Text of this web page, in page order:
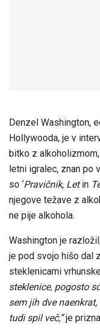
Denzel Washington,
Hollywooda, je v
bitko z
letni igralec, znan po
so ‘Pravičnik, Letin
njegove težave z
ne pije alkohola.
Washington je
je pod svojo hišo dal
steklenicami
steklenice, pogosto
sem jih dve
tudi spil več,”je